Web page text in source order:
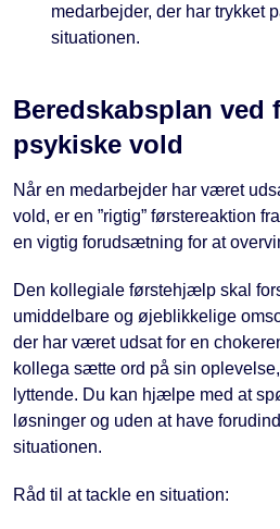
medarbejder, der har trykket
situationen.
Beredskabsplan ved
psykiske vold
Når en medarbejder har været
vold, er en ”rigtig” førstereaktion
en vigtig forudsætning for at
Den kollegiale førstehjælp skal
umiddelbare og øjeblikkelige
der har været udsat for en
kollega sætte ord på sin
lyttende. Du kan hjælpe med at
løsninger og uden at have
situationen.
Råd til at tackle en situation: